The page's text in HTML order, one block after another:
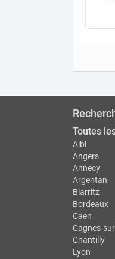
Toutes
Albi
Angers
Annecy
Argentan
Biarritz
Bordeaux
Caen
Cagnes-
Chantilly
Lyon